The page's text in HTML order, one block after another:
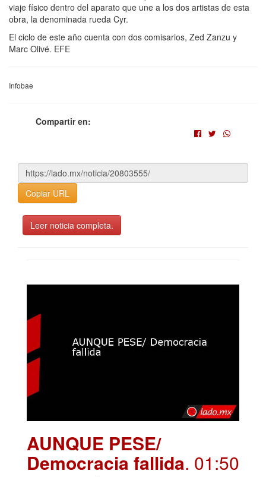
viaje físico dentro del aparato que une a los dos artistas de esta
obra, la denominada rueda Cyr.
El ciclo de este año cuenta con dos comisarios, Zed Zanzu y
Marc Olivé. EFE
Infobae
Compartir en:
Copiar URL
Leer noticia completa.
AUNQUE PESE/
Democracia fallida. 01:50